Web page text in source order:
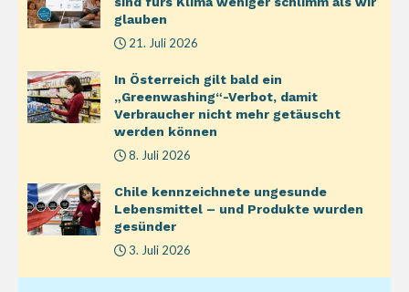
glauben
21. Juli 2026
In Österreich gilt bald ein
„Greenwashing“-Verbot, damit
Verbraucher nicht mehr getäuscht
werden können
8. Juli 2026
Chile kennzeichnete ungesunde
Lebensmittel – und Produkte wurden
gesünder
3. Juli 2026